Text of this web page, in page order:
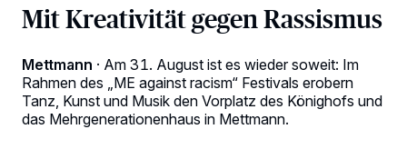
Mit Kreativität gegen Rassismus
Mettmann · Am 31. August ist es wieder soweit: Im
Rahmen des „ME against racism“ Festivals erobern
Tanz, Kunst und Musik den Vorplatz des Könighofs und
das Mehrgenerationenhaus in Mettmann.
Wir und unsere 218-Partner speichern und greifen auf
personenbezogene Daten wie Browserdaten oder eindeutige
Kennungen auf Ihrem Gerät zu. Durch Auswahl von OK aktivieren Sie